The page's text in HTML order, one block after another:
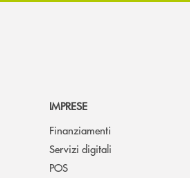
IMPRESE
Finanziamenti
Servizi digitali
POS